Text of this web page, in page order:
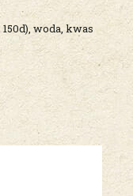
woda, kwas